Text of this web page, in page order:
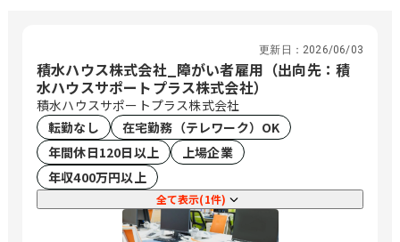
更新日： 2026/06/03
積水ハウス株式会社_障がい者雇用（出向先：積
水ハウスサポートプラス株式会社）
積水ハウスサポートプラス株式会社
転勤なし
在宅勤務（テレワーク）OK
年間休日120日以上
上場企業
年収400万円以上
全て表示(1件)